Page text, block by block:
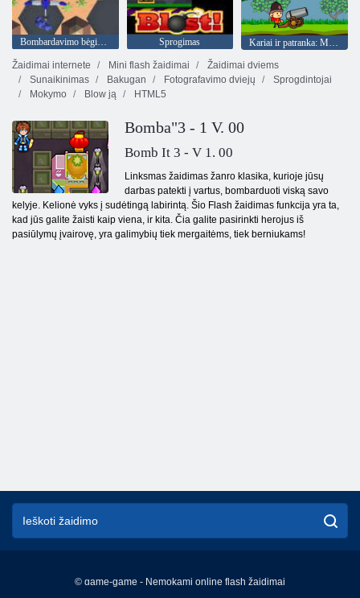
Bombardavimo bėgimas Sprogimas
Kariai ir patranka: Mountain Attack
Žaidimai internete
Mini flash žaidimai
Žaidimai dviems
Sunaikinimas
Bakugan Fotografavimo dviejų
Sprogdintojai
Mokymo
Blow ją HTML5
Bomba"3 - 1 V. 00
Bomb It 3 - V 1. 00
Linksmas žaidimas žanro klasika, kurioje jūsų
darbas patekti į vartus, bombarduoti viską savo
kelyje. Kelionė vyks į sudėtingą labirintą. Šio Flash žaidimas funkcija yra ta,
kad jūs galite žaisti kaip viena, ir kita. Čia galite pasirinkti herojus iš
pasiūlymų įvairovę, yra galimybių tiek mergaitėms, tiek berniukams!
© game-game - Nemokami online flash žaidimai